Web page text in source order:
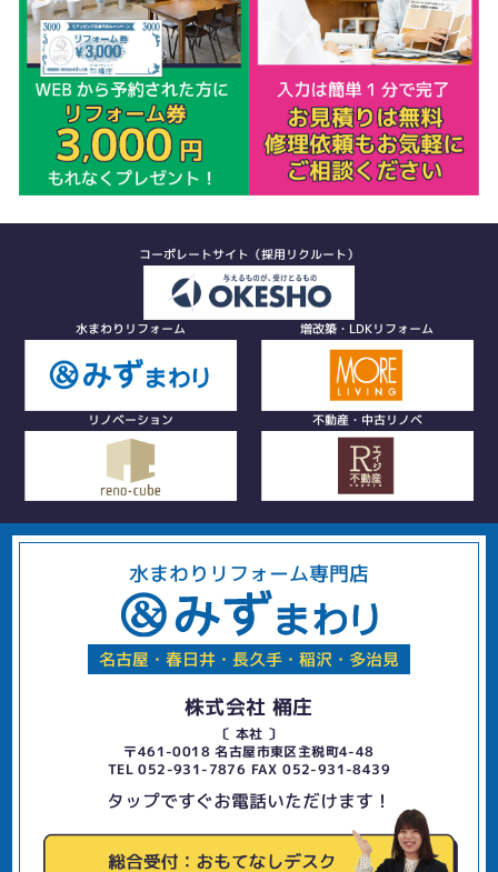
コーポレートサイト（採用リクルート）
水まわりリフォーム 増改築・LDKリフォーム
リノベーション 不動産・中古リノベ
水まわりリフォーム専門店
名古屋・春日井・長久手・稲沢・多治見
株式会社 桶庄
〔 本社 〕
〒461-0018 名古屋市東区主税町4-48
TEL 052-931-7876 FAX 052-931-8439
タップですぐお電話いただけます！